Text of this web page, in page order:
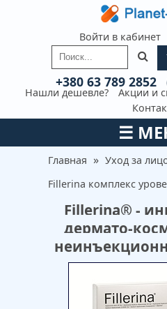
Нашли дешевле? Акции и
Войти в кабинет
+380 63 789 2852
☰
Главная » Уход за
Fillerina комплекс
Fillerina® -
дермато-